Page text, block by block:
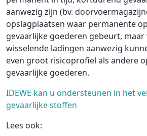
aanwezig zijn (bv.
opslagplaatsen waar permanente
gevaarlijke goederen gebeurt, maar
wisselende ladingen aanwezig
even groot risicoprofiel als andere
gevaarlijke goederen.
IDEWE kan u ondersteunen in het
gevaarlijke stoffen
Lees ook: